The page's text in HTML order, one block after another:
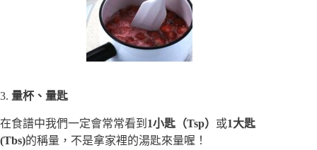
3. 量杯、量匙
在食譜中我們一定會常常看到 1小匙（Tsp） 或1大匙
(Tbs)的稱量，不是拿家裡的湯匙來量喔！